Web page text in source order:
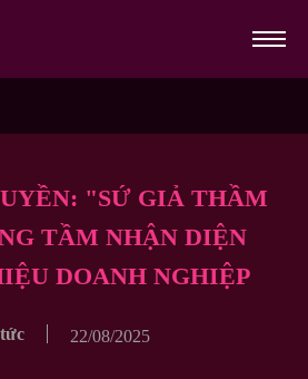
"SỨ GIẢ THẦM
TẦM NHẬN DIỆN
DOANH NGHIỆP
22/08/2025